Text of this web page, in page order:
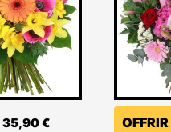
35,90€ OFFRIR